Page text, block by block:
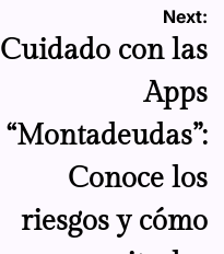
Next:
Cuidado con las
Apps
“Montadeudas”:
Conoce los
riesgos y cómo